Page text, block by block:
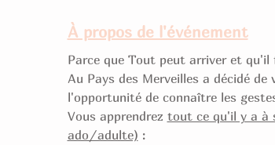
À propos de l'événement
Parce que Tout peut arriver et
Au Pays des Merveilles a décidé
l'opportunité de connaître les
Vous apprendrez tout ce qu'il y a à
ado/adulte) :